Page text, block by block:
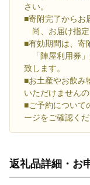
さい。
■寄附完了からお
尚、お届け指定
■有効期間は、寄
「陣屋利用券」
致します。
■お土産やお飲み
いただけません
■ご予約について
ージをご確認くだ
返礼品詳細・お